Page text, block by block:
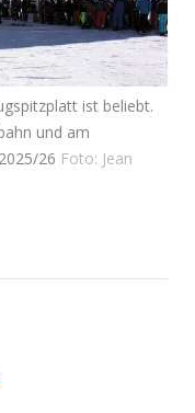
ist beliebt.
und am
26 Foto: Jean